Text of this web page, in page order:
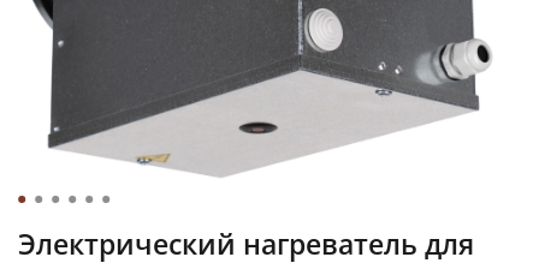
Электрический нагреватель для